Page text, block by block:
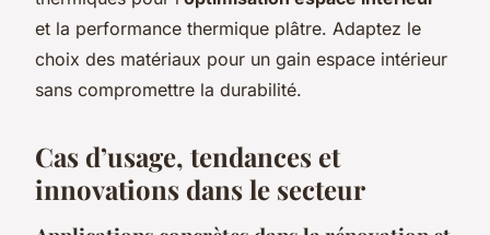
et la performance thermique plâtre. Adaptez le
choix des matériaux pour un gain espace intérieur
sans compromettre la durabilité.
Cas d’usage, tendances et
innovations dans le secteur